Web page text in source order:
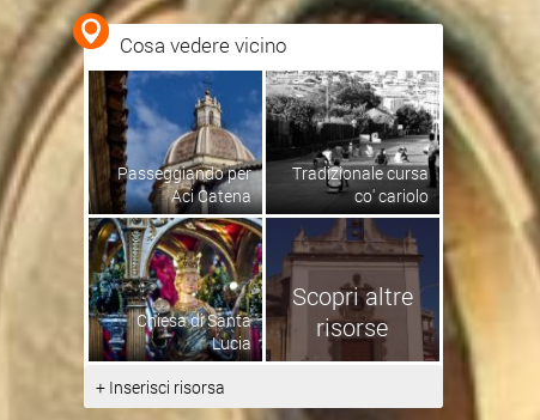
Visualizza mappa
Cosa vedere vicino
Passeggiando per
Aci Catena
Tradizionale cursa
co' cariolo
Chiesa di Santa
Lucia
Scopri altre
risorse
+ Inserisci risorsa